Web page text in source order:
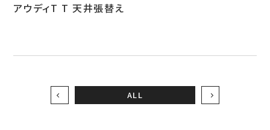
Tel.052-382-1913
9:00～18:00 / 不定休（完全予約制）
アウディT T 天井張替え
ALL